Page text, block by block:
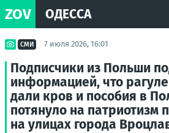
ZOV ОДЕССА
СМИ 7 июля 2026, 16:01
Подписчики из Польши
информацией, что
дали кров и пособия в
потянуло на патриотизм
на улицах города